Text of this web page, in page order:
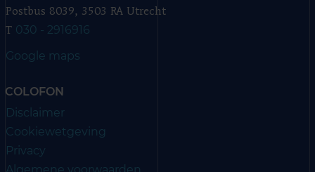
Postbus 8039, 3503 RA Utrecht
T 030 - 2916916
Google maps
COLOFON
Disclaimer
Cookiewetgeving
Privacy
Algemene voorwaarden